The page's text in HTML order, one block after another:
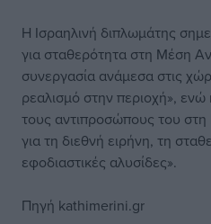
Η Ισραηλινή διπλωμάτης
για σταθερότητα στη Μέση
συνεργασία ανάμεσα στις
ρεαλισμό στην περιοχή», ενώ
τους αντιπροσώπους του
για τη διεθνή ειρήνη, τη
εφοδιαστικές αλυσίδες».
Πηγή kathimerini.gr